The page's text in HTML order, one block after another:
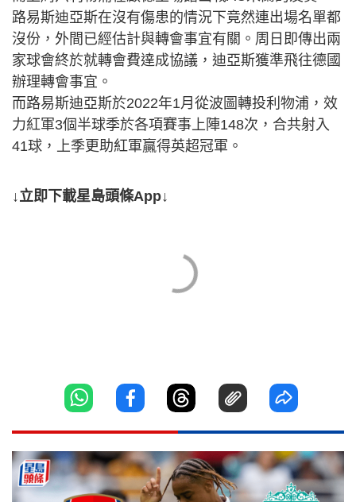
路易斯迪亞斯在沒有傷患的情況下竟然連出場名單都
沒份，外間已經估計與轉會事宜有關。周日即傳出兩
家球會終於就轉會費達成協議，迪亞斯獲準飛往德國
辦理轉會事宜。
而路易斯迪亞斯於2022年1月從波圖轉投利物浦，效
力紅軍3個半球季於各項賽事上陣148次，合共射入
41球，上季更助紅軍贏得英超冠軍。
↓立即下載星島頭條App↓